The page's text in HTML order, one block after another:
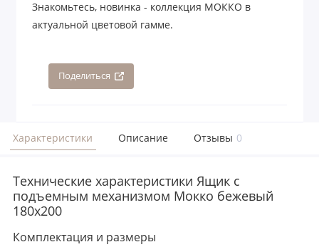
Знакомьтесь, новинка - коллекция МОККО в
актуальной цветовой гамме.
Поделиться
Характеристики Описание Отзывы 0
Технические характеристики Ящик с
подъемным механизмом Мокко бежевый
180х200
Комплектация и размеры